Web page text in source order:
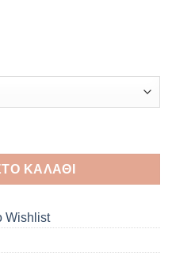
τριπλοί από ατσάλι
ΚΑΛΆΘΙ
Wishlist